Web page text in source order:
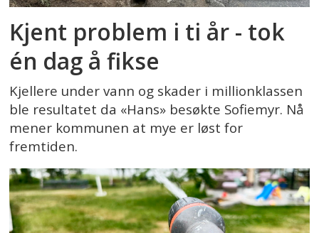
Kjent problem i ti år - tok
én dag å fikse
Kjellere under vann og skader i millionklassen
ble resultatet da «Hans» besøkte Sofiemyr. Nå
mener kommunen at mye er løst for
fremtiden.